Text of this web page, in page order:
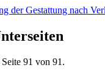
der Gestattung nach
91 von 91.